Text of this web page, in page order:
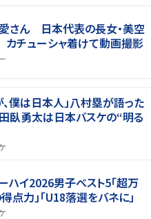
さん 日本代表の長女・美空
チューシャ着けて動画撮影
僕は日本人」八村塁が語った
臥勇太は日本バスケの“明る
ハイ2026男子ベスト5「超万
点力」「U18落選をバネに」